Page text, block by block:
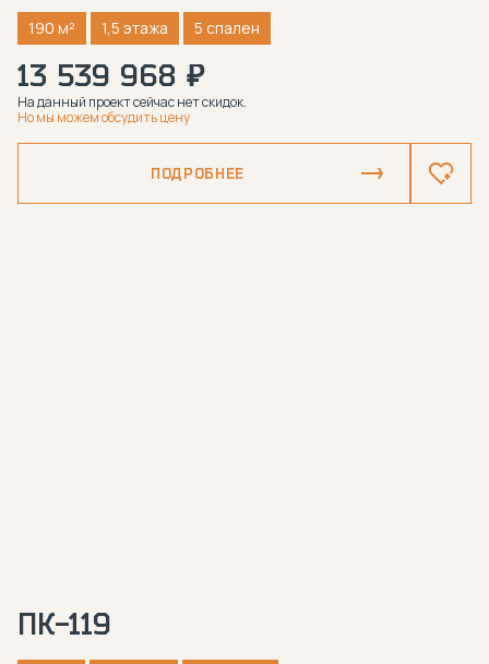
190 м² 1,5 этажа 5 спален
13 539 968 ₽
На данный проект сейчас нет скидок.
Но мы можем обсудить цену
ПОДРОБНЕЕ
ПК-119